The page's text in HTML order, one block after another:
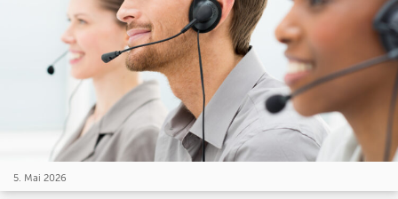
5. Mai 2026